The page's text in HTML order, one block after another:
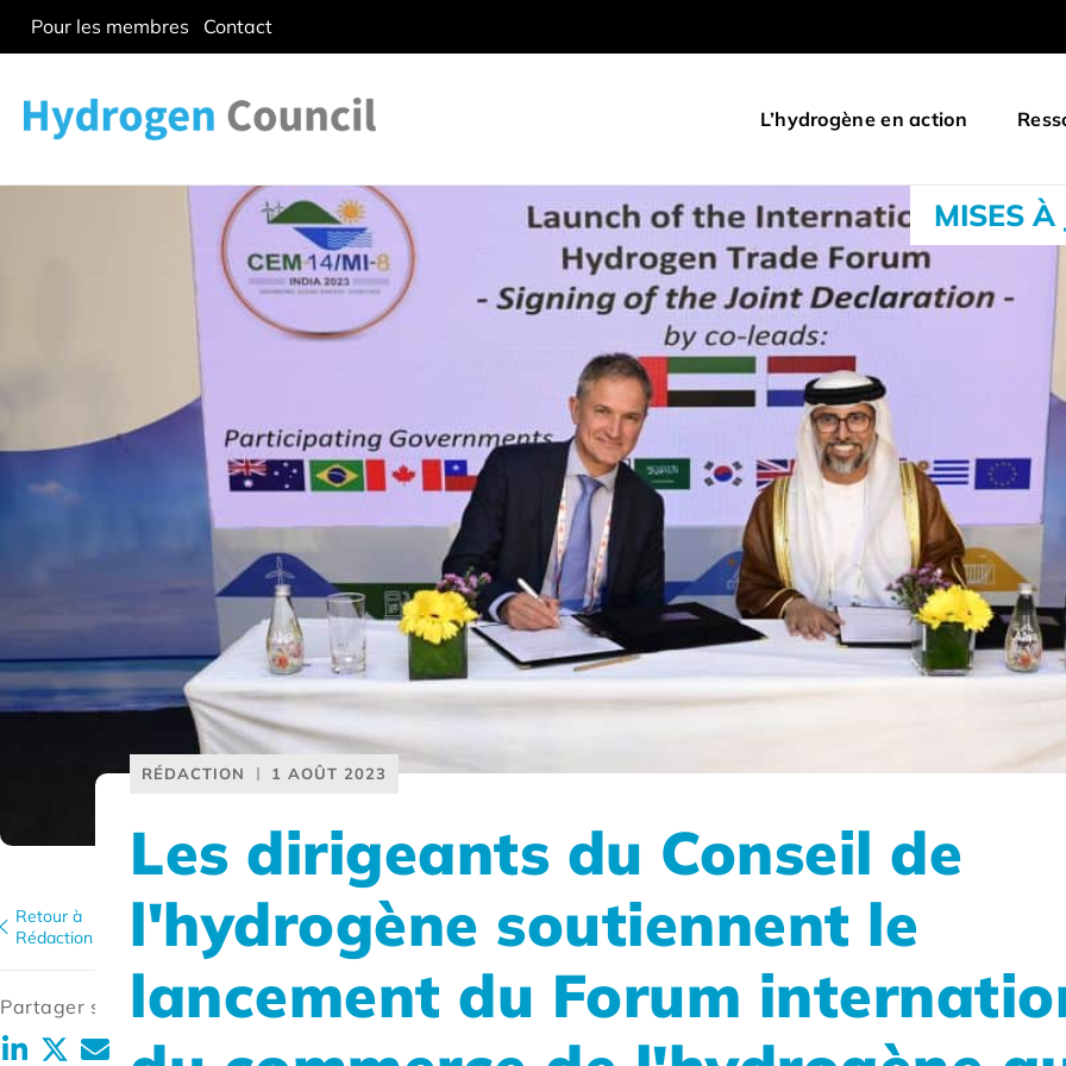
Pour les membres Contact
L’hydrogène en action
MISES À
Retour à
Rédaction
Partager sur:
RÉDACTION 1 AOÛT 2023
Les dirigeants du Conseil de
l'hydrogène soutiennent le
lancement du Forum